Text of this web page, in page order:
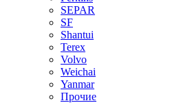
SEPAR
SF
Shantui
Terex
Volvo
Weichai
Yanmar
Прочие